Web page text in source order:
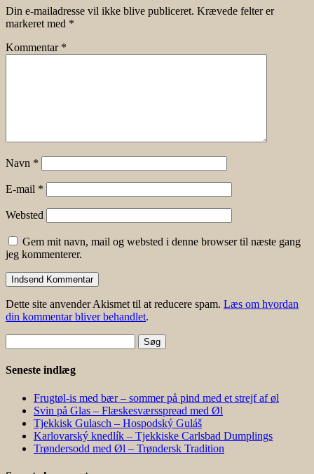
Din e-mailadresse vil ikke blive publiceret. Krævede felter er
markeret med *
Kommentar *
Navn *
E-mail *
Websted
Gem mit navn, mail og websted i denne browser til næste gang
jeg kommenterer.
Dette site anvender Akismet til at reducere spam. Læs om hvordan
din kommentar bliver behandlet.
efter:
Seneste indlæg
Frugtøl-is med bær – sommer på pind med et strejf af øl
Svin på Glas – Flæskesværsspread med Øl
Tjekkisk Gulasch – Hospodský Guláš
Karlovarský knedlík – Tjekkiske Carlsbad Dumplings
Trøndersodd med Øl – Trøndersk Tradition